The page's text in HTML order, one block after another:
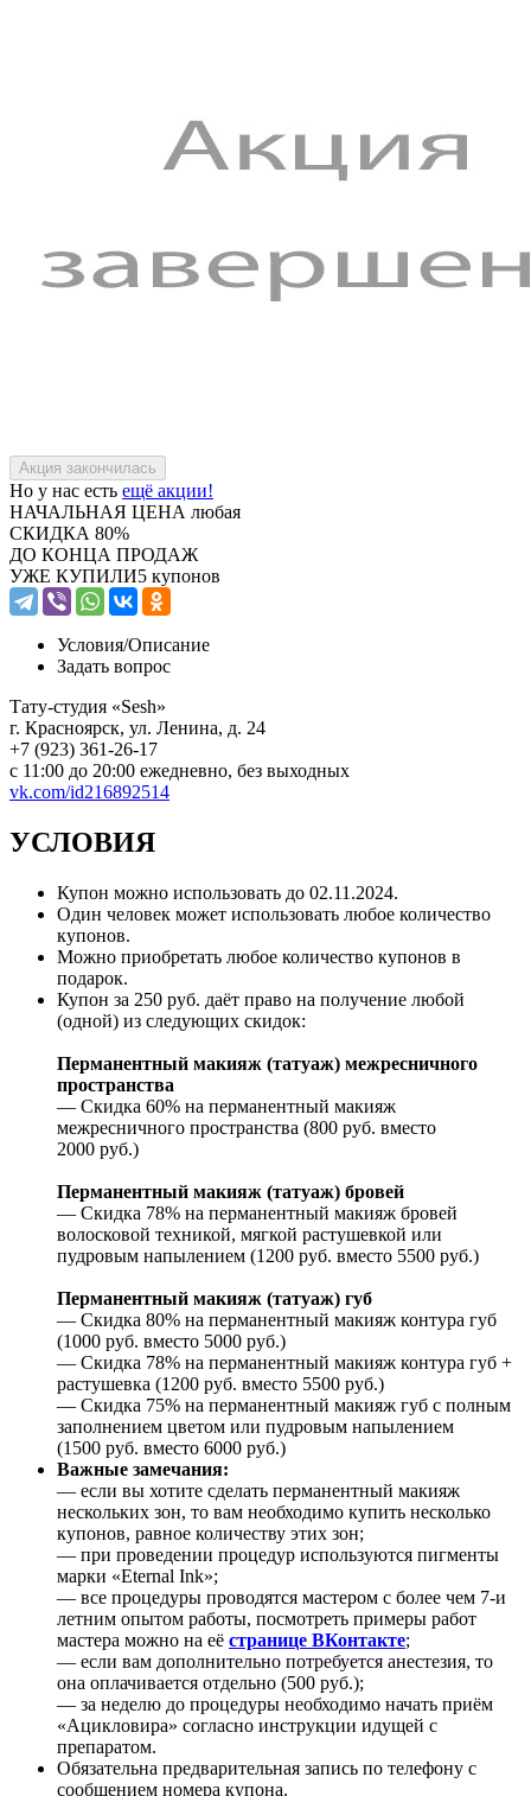
Но у нас есть ещё акции!
НАЧАЛЬНАЯ ЦЕНА любая
СКИДКА 80%
ДО КОНЦА ПРОДАЖ
УЖЕ КУПИЛИ5 купонов
Условия/Описание
Задать вопрос
Тату-студия «Sesh»
г. Красноярск, ул. Ленина, д. 24
+7 (923) 361-26-17
с 11:00 до 20:00 ежедневно, без выходных
vk.com/id216892514
УСЛОВИЯ
Купон можно использовать до 02.11.2024.
Один человек может использовать любое количество
купонов.
Можно приобретать любое количество купонов в
подарок.
Купон за 250 руб. даёт право на получение любой
(одной) из следующих скидок:
Перманентный макияж (татуаж) межресничного
пространства
— Скидка 60% на перманентный макияж
межресничного пространства (800 руб. вместо
2000 руб.)
Перманентный макияж (татуаж) бровей
— Скидка 78% на перманентный макияж бровей
волосковой техникой, мягкой растушевкой или
пудровым напылением (1200 руб. вместо 5500 руб.)
Перманентный макияж (татуаж) губ
— Скидка 80% на перманентный макияж контура губ
(1000 руб. вместо 5000 руб.)
— Скидка 78% на перманентный макияж контура губ +
растушевка (1200 руб. вместо 5500 руб.)
— Скидка 75% на перманентный макияж губ с полным
заполнением цветом или пудровым напылением
(1500 руб. вместо 6000 руб.)
Важные замечания:
— если вы хотите сделать перманентный макияж
нескольких зон, то вам необходимо купить несколько
купонов, равное количеству этих зон;
— при проведении процедур используются пигменты
марки «Eternal Ink»;
— все процедуры проводятся мастером с более чем 7-и
летним опытом работы, посмотреть примеры работ
мастера можно на её странице ВКонтакте;
— если вам дополнительно потребуется анестезия, то
она оплачивается отдельно (500 руб.);
— за неделю до процедуры необходимо начать приём
«Ацикловира» согласно инструкции идущей с
препаратом.
Обязательна предварительная запись по телефону с
сообщением номера купона.